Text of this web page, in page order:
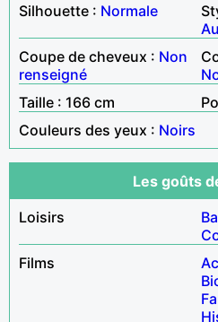
Silhouette : Normale
Coupe de cheveux : Non
renseigné
Taille : 166 cm
Couleurs des yeux : Noirs
Les goûts
Loisirs
Films